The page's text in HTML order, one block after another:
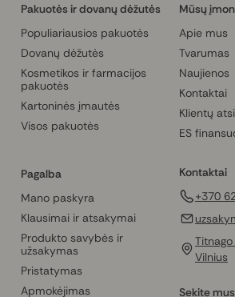
Pakuotės ir dovanų dėžutės
Populiariausios pakuotės
Dovanų dėžutės
Kosmetikos ir farmacijos
pakuotės
Kartoninės įmautės
Visos pakuotės
Mūsų
Apie mus
Tvarumas
Naujienos
Kontaktai
Klientų
ES
Pagalba
Mano paskyra
Klausimai ir atsakymai
Produkto savybės ir
užsakymas
Pristatymas
Apmokėjimas
Kontaktai
+370
Titnago
Vilnius
Sekite mus